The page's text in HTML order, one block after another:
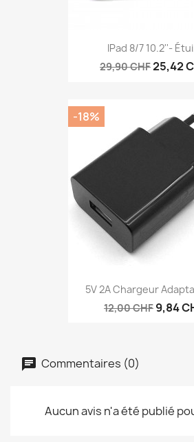
IPad 8/7 10.2''-
29,90 CHF25,42
5V 2A Chargeur
12,00 CHF 9,84
-18%
Commentaires (0)
Aucun avis n'a été publié